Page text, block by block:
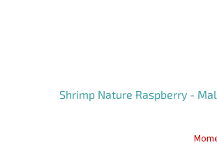
Shrimp Nature Raspberry -